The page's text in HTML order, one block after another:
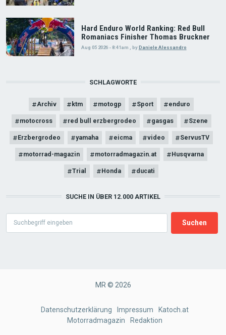
Hard Enduro World Ranking: Red Bull
Romaniacs Finisher Thomas Bruckner
Aug 05 2026 - 8:41am , by Daniele Alessandro
SCHLAGWORTE
Archiv ktm motogp Sport enduro
motocross red bull erzbergrodeo gasgas Szene
Erzbergrodeo yamaha eicma video ServusTV
motorrad-magazin motorradmagazin.at Husqvarna
Trial Honda ducati
SUCHE IN ÜBER 12.000 ARTIKEL
MR © 2026
Datenschutzerklärung Impressum
Katoch.at
Motorradmagazin
Redaktion